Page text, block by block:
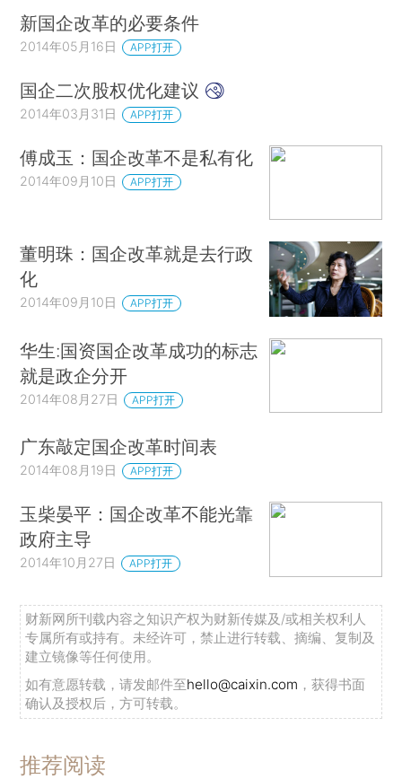
新国企改革的必要条件
2014年05月16日 APP打开
国企二次股权优化建议
2014年03月31日 APP打开
傅成玉：国企改革不是私有化
2014年09月10日 APP打开
董明珠：国企改革就是去行政
化
2014年09月10日 APP打开
华生:国资国企改革成功的标志
就是政企分开
2014年08月27日 APP打开
广东敲定国企改革时间表
2014年08月19日 APP打开
玉柴晏平：国企改革不能光靠
政府主导
2014年10月27日 APP打开
财新网所刊载内容之知识产权为财新传媒及/或相关权利人
专属所有或持有。未经许可，禁止进行转载、摘编、复制及
建立镜像等任何使用。
如有意愿转载，请发邮件至hello@caixin.com ，获得书面
确认及授权后，方可转载。
推荐阅读